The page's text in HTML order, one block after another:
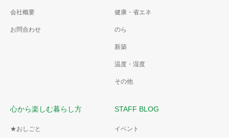
会社概要
お問合わせ
健康・省エネ
のら
新築
温度・湿度
その他
心から楽しむ暮らし方
★おしごと
STAFF BLOG
イベント